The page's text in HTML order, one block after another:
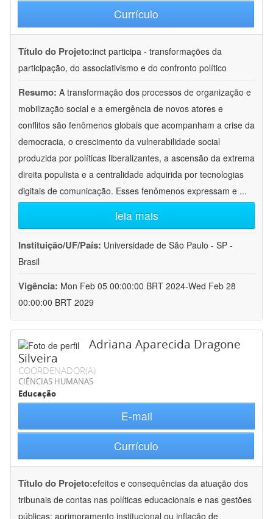
Currículo
Título do Projeto:inct participa - transformações da
participação, do associativismo e do confronto político
Resumo: A transformação dos processos de organização e
mobilização social e a emergência de novos atores e
conflitos são fenômenos globais que acompanham a crise da
democracia, o crescimento da vulnerabilidade social
produzida por políticas liberalizantes, a ascensão da extrema
direita populista e a centralidade adquirida por tecnologias
digitais de comunicação. Esses fenômenos expressam e ...
leia mais
Instituição/UF/País: Universidade de São Paulo - SP -
Brasil
Vigência: Mon Feb 05 00:00:00 BRT 2024-Wed Feb 28
00:00:00 BRT 2029
Adriana Aparecida Dragone
Silveira
COORDENADOR(A)
CIÊNCIAS HUMANAS
Educação
E-mail
Currículo
Título do Projeto:efeitos e consequências da atuação dos
tribunais de contas nas políticas educacionais e nas gestões
públicas: aprimoramento institucional ou inflação de